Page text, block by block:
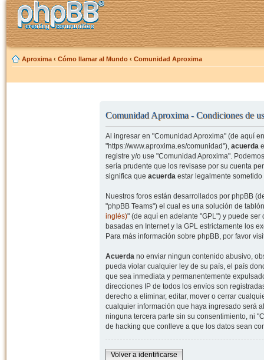
Aproxima ‹ Cómo llamar al Mundo ‹ Comunidad Aproxima
Comunidad Aproxima - Condiciones de
Al ingresar en "Comunidad Aproxima" (de aquí
"https://www.aproxima.es/comunidad"), acuerda
registre y/o use "Comunidad Aproxima".
sería prudente que los revisase por su cuenta
significa que acuerdaestar legalmente sometido
Nuestros foros están desarrollados por phpBB
"phpBB Teams") el cual es una solución de
inglés)" (de aquí en adelante "GPL") y puede
basadas en Internet y la GPL estrictamente los
Para más información sobre phpBB, por favor
Acuerdano enviar ningun contenido abusivo,
pueda violar cualquier ley de su país, el país
que sea inmediata y permanentemente
direcciones IP de todos los envíos son
derecho a eliminar, editar, mover o cerrar
cualquier información que haya ingresado será
ninguna tercera parte sin su consentimiento, ni
de hacking que conlleve a que los datos sean
Volver a identificarse